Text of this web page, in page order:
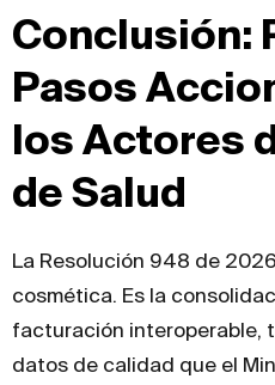
Conclusión:
Pasos
los Actores
de Salud
La Resolución 948 de
cosmética. Es la
facturación interoperable,
datos de calidad que el